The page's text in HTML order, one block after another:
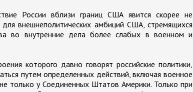
России вблизи границ США явится скорее не
внешнеполитических амбиций США, стремящихся
во внутренние дела более слабых в военном и
которого давно говорят российские политики,
путем определенных действий, включая военное
только у Соединенных Штатов Америки. Только при